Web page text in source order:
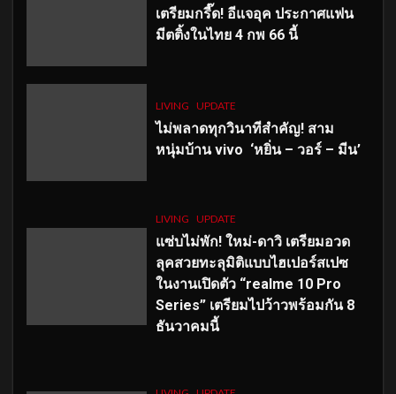
เตรียมกรี๊ด! อีแจอุค ประกาศแฟน
มีตติ้งในไทย 4 กพ 66 นี้
LIVING UPDATE
ไม่พลาดทุกวินาทีสำคัญ! สาม
หนุ่มบ้าน vivo ‘หยิ่น – วอร์ – มีน’
LIVING UPDATE
แซ่บไม่พัก! ใหม่-ดาวิ เตรียมอวด
ลุคสวยทะลุมิติแบบไฮเปอร์สเปซ
ในงานเปิดตัว “realme 10 Pro
Series” เตรียมไปว้าวพร้อมกัน 8
ธันวาคมนี้